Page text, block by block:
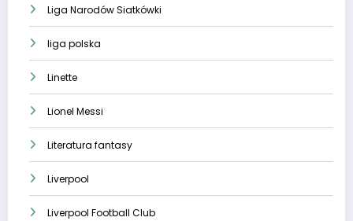
Liga Narodów Siatkówki
liga polska
Linette
Lionel Messi
Literatura fantasy
Liverpool
Liverpool Football Club